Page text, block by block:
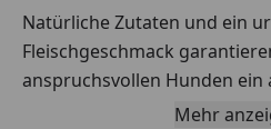
Natürliche Zutaten und ein
Fleischgeschmack
anspruchsvollen Hunden ein
Mehr